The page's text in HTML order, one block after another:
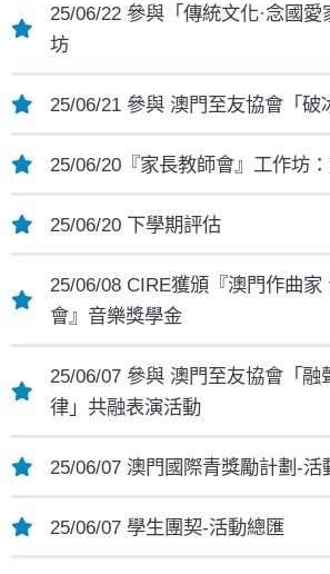
25/06/22 參與「傳統文化·念國
坊
25/06/21 參與 澳門至友協會「破
25/06/20『家長教師會』工作坊
25/06/20 下學期評估
25/06/08 CIRE獲頒『澳門作曲
會』音樂獎學金
25/06/07 參與 澳門至友協會「融
律」共融表演活動
25/06/07 澳門國際青獎勵計劃-活
25/06/07 學生團契-活動總匯